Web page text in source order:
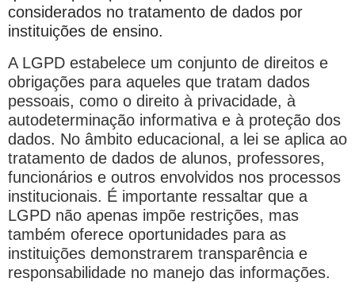
considerados no tratamento de dados por
instituições de ensino.
A LGPD estabelece um conjunto de direitos e
obrigações para aqueles que tratam dados
pessoais, como o direito à privacidade, à
autodeterminação informativa e à proteção dos
dados. No âmbito educacional, a lei se aplica ao
tratamento de dados de alunos, professores,
funcionários e outros envolvidos nos processos
institucionais. É importante ressaltar que a
LGPD não apenas impõe restrições, mas
também oferece oportunidades para as
instituições demonstrarem transparência e
responsabilidade no manejo das informações.